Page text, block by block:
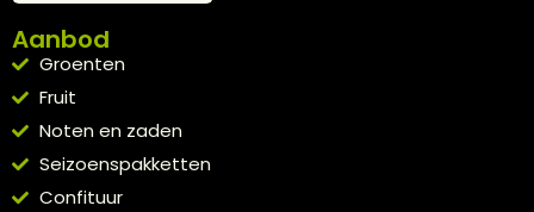
Aanbod
Groenten
Fruit
Noten en zaden
Seizoenspakketten
Confituur